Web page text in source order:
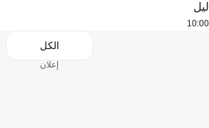
ليل
10:00
الكل
إعلان